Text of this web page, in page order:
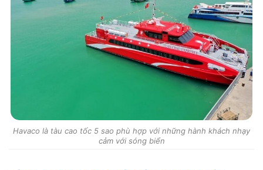
Havaco là tàu cao tốc 5 sao phù hợp với những hành khách nhạy
cảm với sóng biển